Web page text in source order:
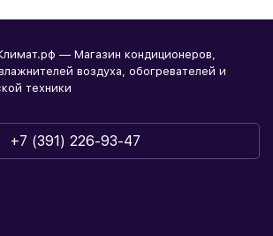
— Магазин кондиционеров,
воздуха, обогревателей и
техники
+7 (391) 226-93-47